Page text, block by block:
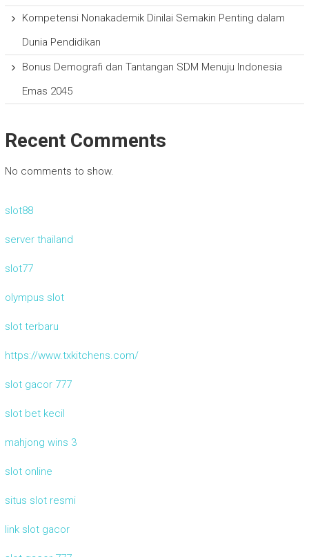
Kompetensi Nonakademik Dinilai Semakin Penting dalam
Dunia Pendidikan
Bonus Demografi dan Tantangan SDM Menuju Indonesia
Emas 2045
Recent Comments
No comments to show.
slot88
server thailand
slot77
olympus slot
slot terbaru
https://www.txkitchens.com/
slot gacor 777
slot bet kecil
mahjong wins 3
slot online
situs slot resmi
link slot gacor